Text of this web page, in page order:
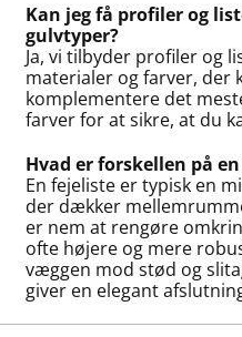
Kan jeg få profiler og
gulvtyper?
Ja, vi tilbyder profiler og
materialer og farver, der
komplementere det
farver for at sikre, at du
Hvad er forskellen på
En fejeliste er typisk en
der dækker
er nem at rengøre
ofte højere og mere
væggen mod stød og
giver en elegant